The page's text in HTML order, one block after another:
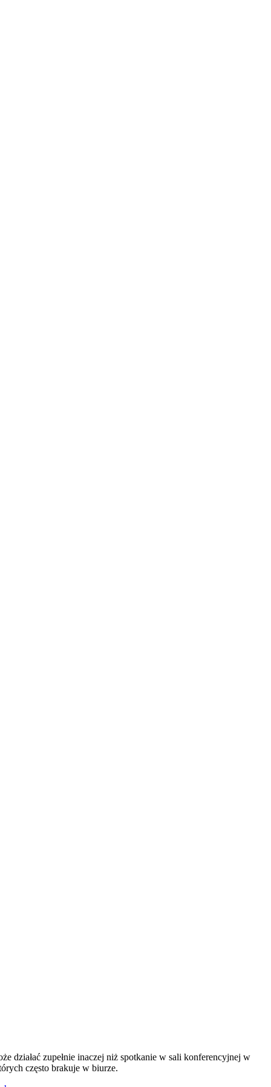
działać zupełnie inaczej niż spotkanie w sali konferencyjnej w
często brakuje w biurze.